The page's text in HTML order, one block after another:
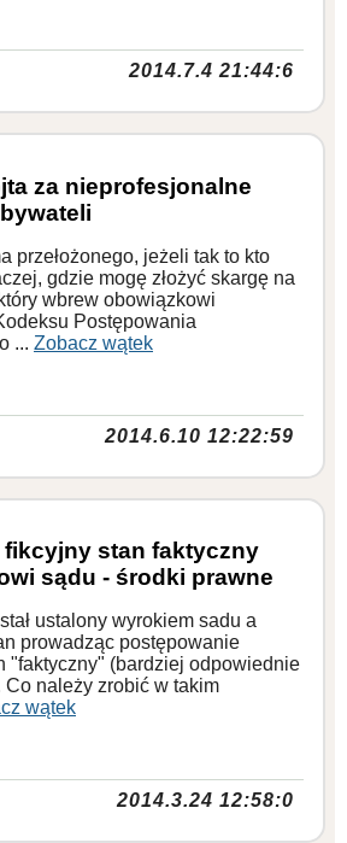
2014.7.4 21:44:6
za nieprofesjonalne
przełożonego, jeżeli tak to kto
gdzie mogę złożyć skargę na
wbrew obowiązkowi
Postępowania
... Zobacz wątek
2014.6.10 12:22:59
fikcyjny stan faktyczny
sądu - środki prawne
ustalony wyrokiem sadu a
prowadząc postępowanie
"faktyczny" (bardziej odpowiednie
Co należy zrobić w takim
wątek
2014.3.24 12:58:0